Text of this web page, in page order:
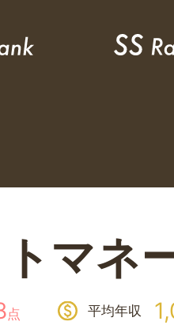
マネ
点 平均年収